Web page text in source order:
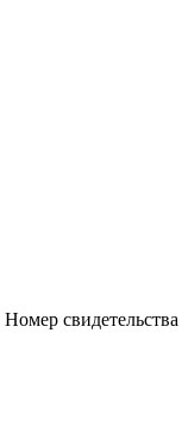
Номер свидетельства